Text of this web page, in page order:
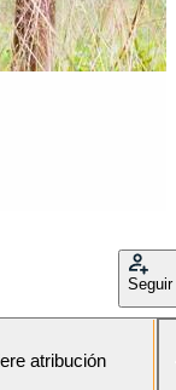
Seguir
atribución